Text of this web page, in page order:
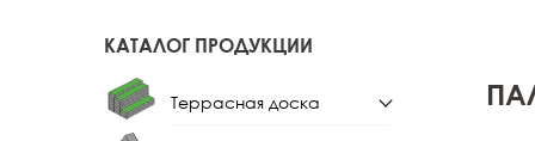
КАТАЛОГ ПРОДУКЦИИ
Террасная доска